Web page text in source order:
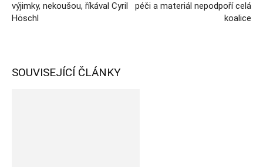
výjimky, nekoušou, říkával Cyril
Höschl
péči a materiál nepodpoří celá
koalice
SOUVISEJÍCÍ ČLÁNKY